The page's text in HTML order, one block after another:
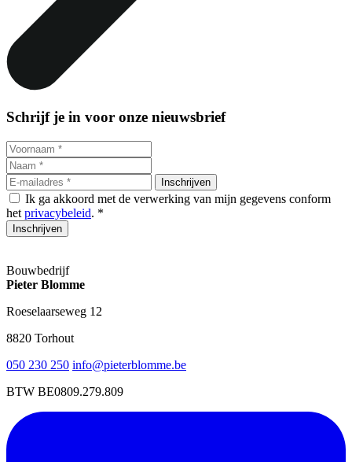
Schrijf je in voor onze nieuwsbrief
Inschrijven
Ik ga akkoord met de verwerking van mijn gegevens conform
het privacybeleid. *
Inschrijven
Bouwbedrijf
Pieter Blomme
Roeselaarseweg 12
8820 Torhout
050 230 250 info@pieterblomme.be
BTW BE0809.279.809